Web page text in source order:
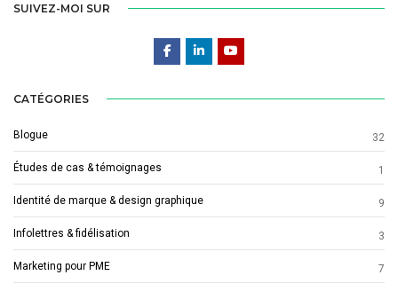
SUIVEZ-MOI SUR
CATÉGORIES
Blogue 32
Études de cas & témoignages 1
Identité de marque & design graphique 9
Infolettres & fidélisation 3
Marketing pour PME 7